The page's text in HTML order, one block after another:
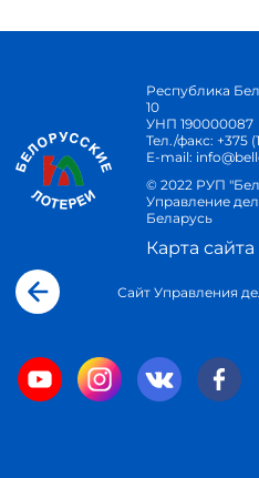
Республика
10
УНП 190000087
Тел./факс: +375
E-mail:
© 2022 РУП
Управление
Беларусь
Карта сайта
Сайт Управления